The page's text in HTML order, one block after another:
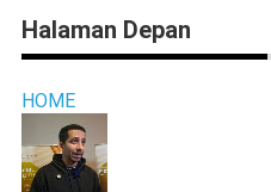
Halaman Depan
HOME